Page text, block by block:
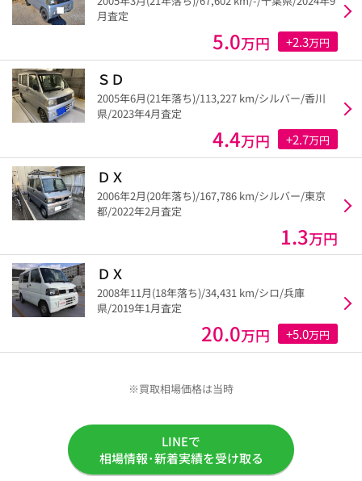
月査定
5.0万円 +2.3万円
ＳＤ
2005年6月(21年落ち)/113,227 km/シルバー/香川
県/2023年4月査定
4.4万円 +2.7万円
ＤＸ
2006年2月(20年落ち)/167,786 km/シルバー/東京
都/2022年2月査定
1.3万円
ＤＸ
2008年11月(18年落ち)/34,431 km/シロ/兵庫
県/2019年1月査定
20.0万円 +5.0万円
※買取相場価格は当時
LINEで
相場情報･新着実績を受け取る